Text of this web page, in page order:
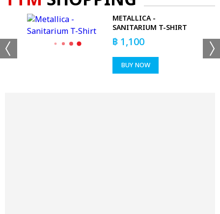
METALLICA -
SANITARIUM T-SHIRT
฿ 1,100
BUY NOW